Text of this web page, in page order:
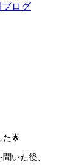
ログ
た🌟
いた後、